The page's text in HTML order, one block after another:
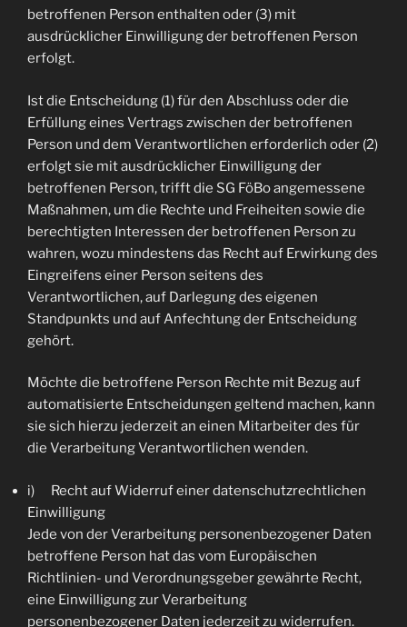
betroffenen Person enthalten oder (3) mit
ausdrücklicher Einwilligung der betroffenen Person
erfolgt.
Ist die Entscheidung (1) für den Abschluss oder die
Erfüllung eines Vertrags zwischen der betroffenen
Person und dem Verantwortlichen erforderlich oder (2)
erfolgt sie mit ausdrücklicher Einwilligung der
betroffenen Person, trifft die SG FöBo angemessene
Maßnahmen, um die Rechte und Freiheiten sowie die
berechtigten Interessen der betroffenen Person zu
wahren, wozu mindestens das Recht auf Erwirkung des
Eingreifens einer Person seitens des
Verantwortlichen, auf Darlegung des eigenen
Standpunkts und auf Anfechtung der Entscheidung
gehört.
Möchte die betroffene Person Rechte mit Bezug auf
automatisierte Entscheidungen geltend machen, kann
sie sich hierzu jederzeit an einen Mitarbeiter des für
die Verarbeitung Verantwortlichen wenden.
i) Recht auf Widerruf einer datenschutzrechtlichen
Einwilligung
Jede von der Verarbeitung personenbezogener Daten
betroffene Person hat das vom Europäischen
Richtlinien- und Verordnungsgeber gewährte Recht,
eine Einwilligung zur Verarbeitung
personenbezogener Daten jederzeit zu widerrufen.